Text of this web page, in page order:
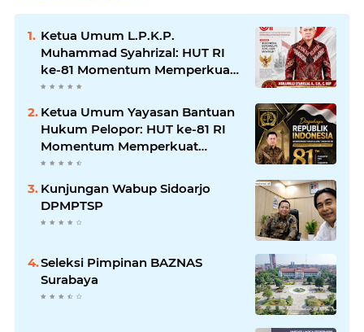
Ketua Umum L.P.K.P.
Muhammad Syahrizal: HUT RI
ke-81 Momentum Memperkuat
Persatuan dan Keadilan bagi
Ketua Umum Yayasan Bantuan
Hukum Pelopor: HUT ke-81 RI
Momentum Memperkuat
Keadilan, Persatuan, dan
Kunjungan Wabup Sidoarjo
DPMPTSP
Seleksi Pimpinan BAZNAS
Surabaya